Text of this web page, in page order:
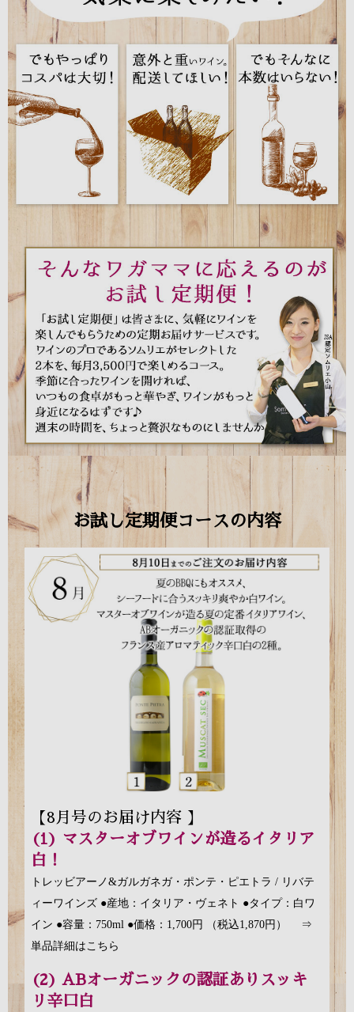
お試し定期便コースの内容
【8月号のお届け内容 】
(1) マスターオブワインが造るイタリア
白！
トレッビアーノ&ガルガネガ・ポンテ・ピエトラ / リバテ
ィーワインズ ●産地：イタリア・ヴェネト ●タイプ：白ワ
イン ●容量：750ml ●価格：1,700円 （税込1,870円）
⇒
単品詳細はこちら
(2) ABオーガニックの認証ありスッキ
リ辛口白